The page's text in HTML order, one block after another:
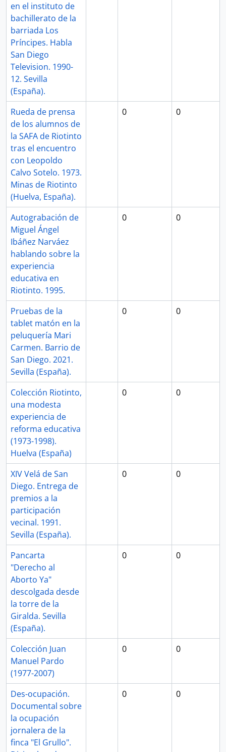
en el instituto de
bachillerato de la
barriada Los
Príncipes. Habla
San Diego
Television. 1990-
12. Sevilla
(España).
Rueda de prensa
de los alumnos de
la SAFA de Riotinto
tras el encuentro
con Leopoldo
Calvo Sotelo. 1973.
Minas de Riotinto
(Huelva, España).
0 0
Autograbación de
Miguel Ángel
Ibáñez Narváez
hablando sobre la
experiencia
educativa en
Riotinto. 1995.
0 0
Pruebas de la
tablet matón en la
peluquería Mari
Carmen. Barrio de
San Diego. 2021.
Sevilla (España).
0 0
Colección Riotinto,
una modesta
experiencia de
reforma educativa
(1973-1998).
Huelva (España)
0 0
XIV Velá de San
Diego. Entrega de
premios a la
participación
vecinal. 1991.
Sevilla (España).
0 0
Pancarta
"Derecho al
Aborto Ya"
descolgada desde
la torre de la
Giralda. Sevilla
(España).
0 0
Colección Juan
Manuel Pardo
(1977-2007)
0 0
Des-ocupación.
Documental sobre
la ocupación
jornalera de la
finca "El Grullo".
0 0